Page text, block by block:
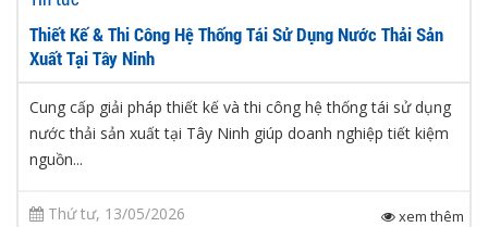
Thiết Kế & Thi Công Hệ Thống Tái Sử Dụng Nước Thải Sản
Xuất Tại Tây Ninh
Cung cấp giải pháp thiết kế và thi công hệ thống tái sử dụng
nước thải sản xuất tại Tây Ninh giúp doanh nghiệp tiết kiệm
nguồn...
Thứ tư, 13/05/2026 xem thêm